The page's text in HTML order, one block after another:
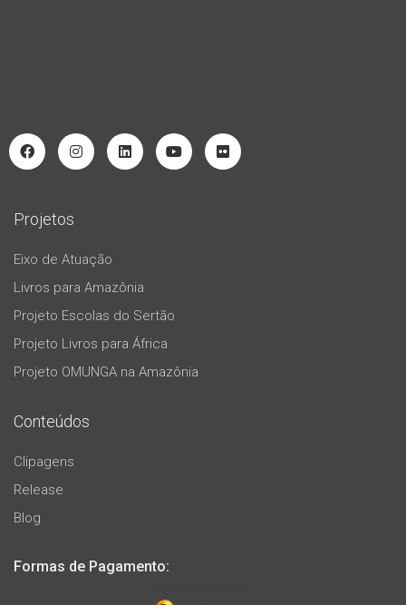
Projetos
Eixo de Atuação
Livros para Amazônia
Projeto Escolas do Sertão
Projeto Livros para África
Projeto OMUNGA na Amazônia
Conteúdos
Clipagens
Release
Blog
Formas de Pagamento: